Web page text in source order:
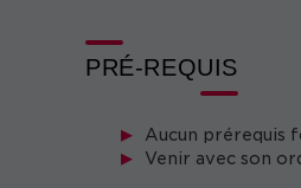
PRÉ-REQUIS
Aucun prérequis
Venir avec son